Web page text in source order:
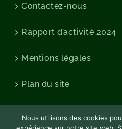
Contactez-nous
Rapport d’activité 2024
Mentions légales
Plan du site
Nous utilisons des cookies